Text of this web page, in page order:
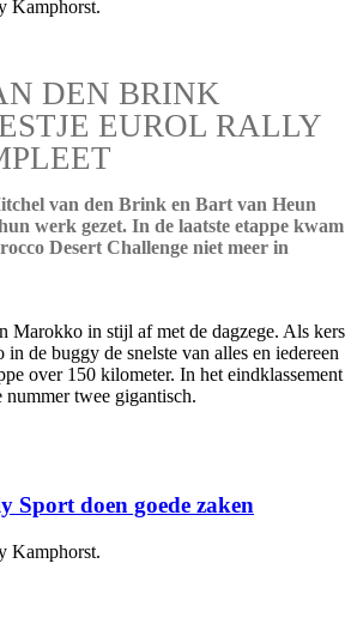
Kamphorst.
DEN BRINK
EUROL RALLY
van den Brink en Bart van Heun
werk gezet. In de laatste etappe kwam
Desert Challenge niet meer in
Marokko in stijl af met de dagzege. Als kers
in de buggy de snelste van alles en iedereen
over 150 kilometer. In het eindklassement
twee gigantisch.
Sport doen goede zaken
Kamphorst.